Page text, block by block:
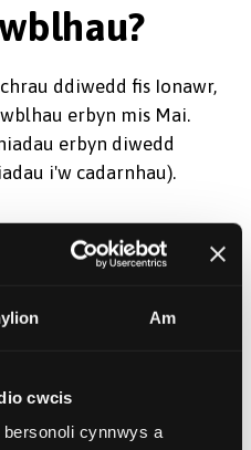
Am
cwcis
cynnwys a
ddiwedd fis Ionawr,
erbyn mis Mai.
erbyn diwedd
i'w cadarnhau).
byr hwn yn cynnwys y
(2000 o eiriau)
(1500 o